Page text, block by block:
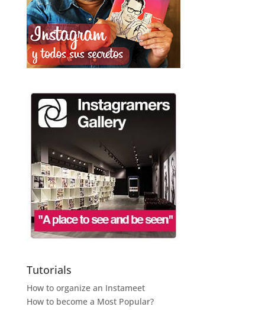
Tutorials
How to organize an Instameet
How to become a Most Popular?